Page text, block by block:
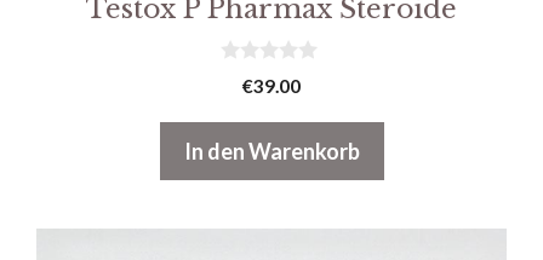
Testox P Pharmax Steroide
5
€39.00
In den Warenkorb